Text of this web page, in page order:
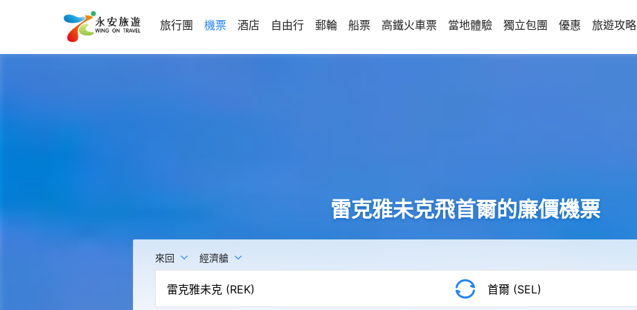
旅行團 機票 酒店 自由行 郵輪 船票 高鐵火車票 當地體驗 獨立包團 優惠 旅遊攻略
雷克雅未克飛首爾的廉價機票
來回 經濟艙